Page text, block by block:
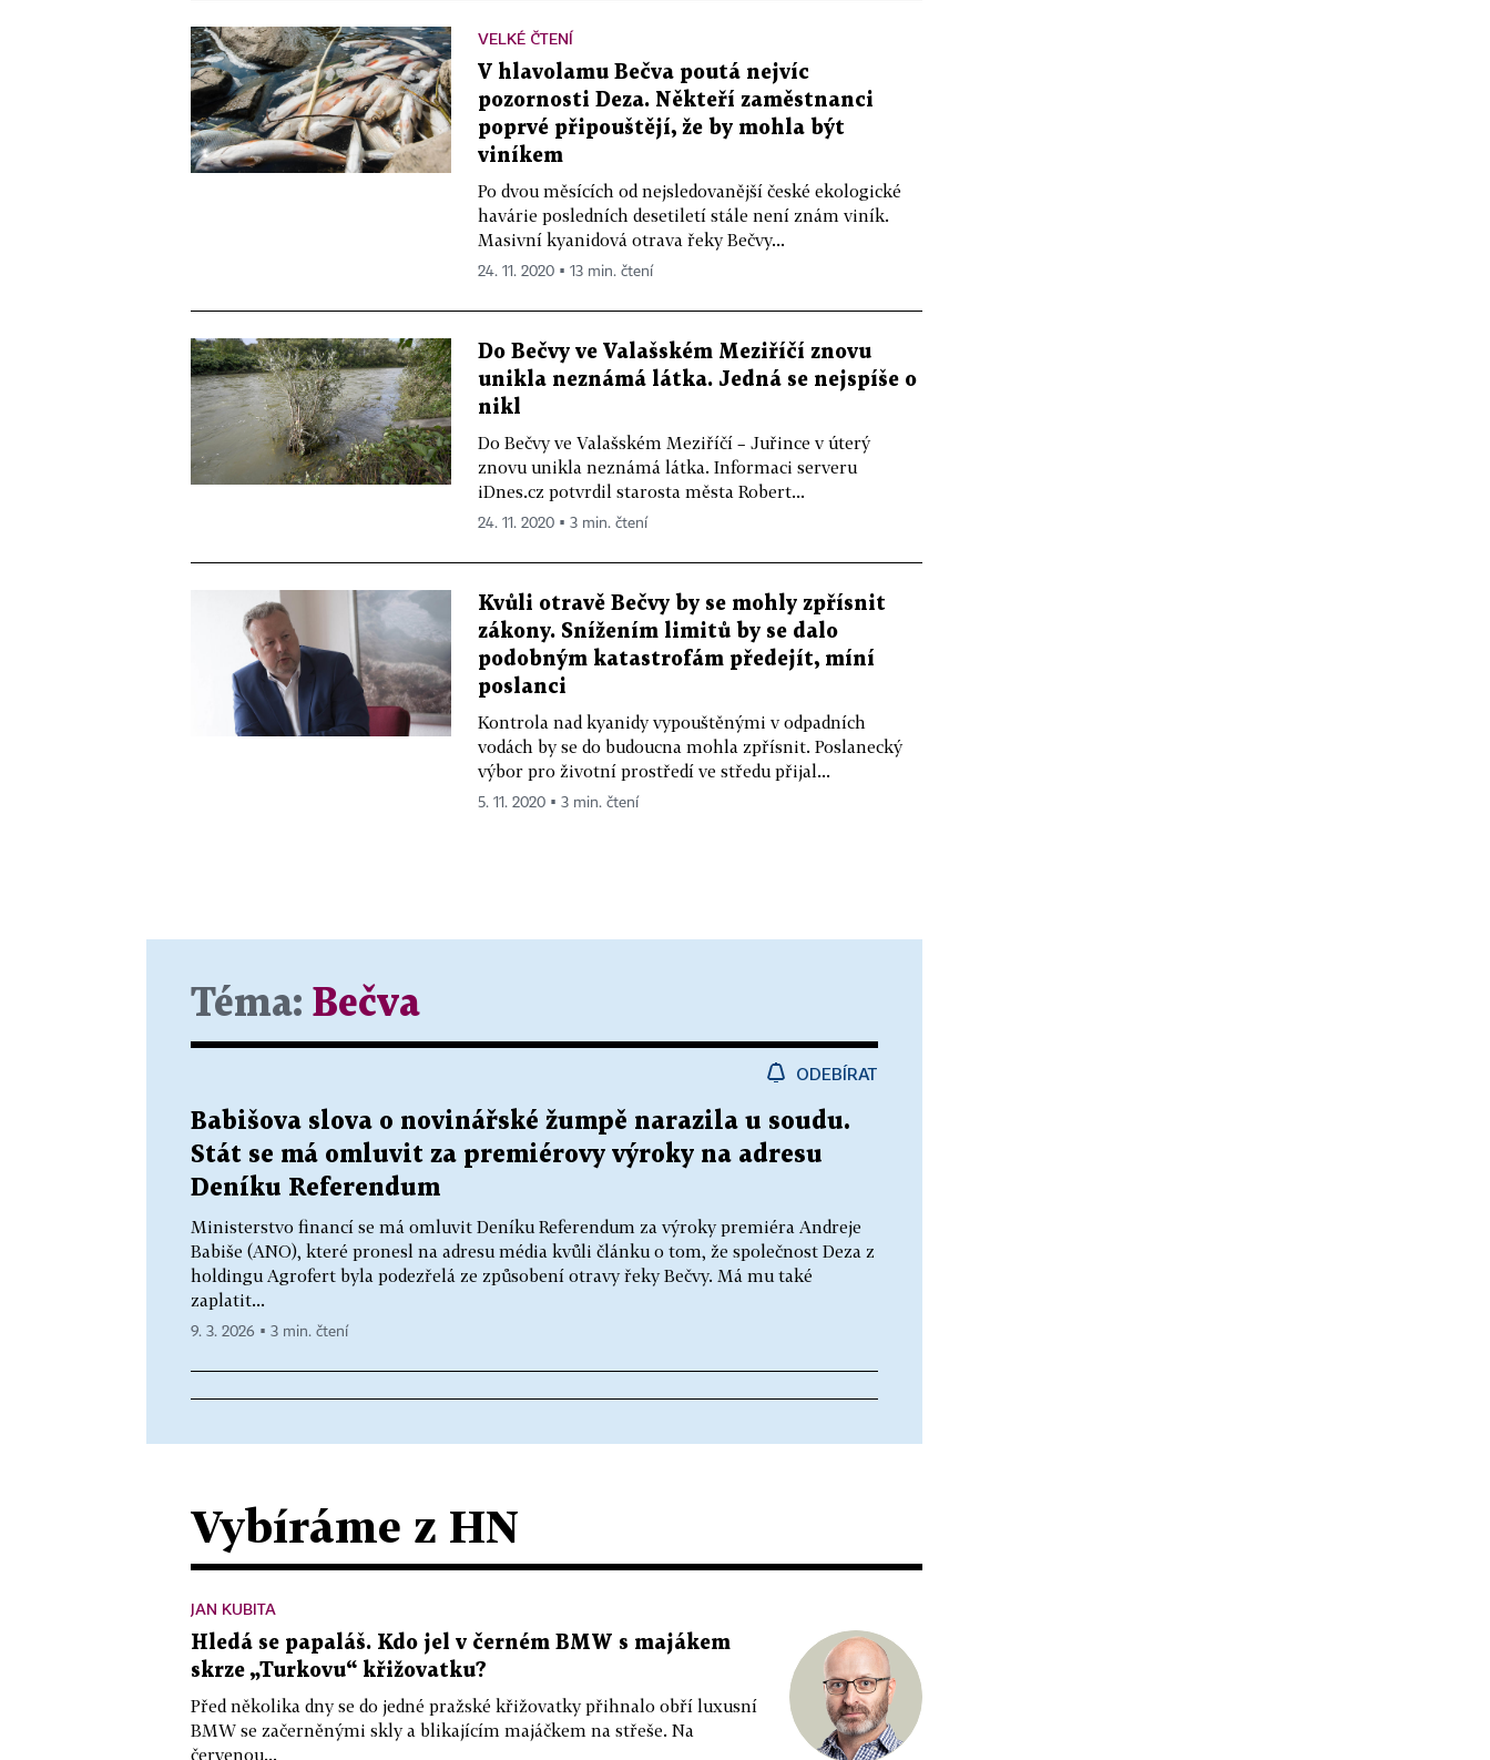
VELKÉ ČTENÍ
V hlavolamu Bečva poutá nejvíc
pozornosti Deza. Někteří zaměstnanci
poprvé připouštějí, že by mohla být
viníkem
Po dvou měsících od nejsledovanější české ekologické
havárie posledních desetiletí stále není znám viník.
Masivní kyanidová otrava řeky Bečvy...
24. 11. 2020 ▪ 13 min. čtení
Do Bečvy ve Valašském Meziříčí znovu
unikla neznámá látka. Jedná se nejspíše o
nikl
Do Bečvy ve Valašském Meziříčí – Juřince v úterý
znovu unikla neznámá látka. Informaci serveru
iDnes.cz potvrdil starosta města Robert...
24. 11. 2020 ▪ 3 min. čtení
Kvůli otravě Bečvy by se mohly zpřísnit
zákony. Snížením limitů by se dalo
podobným katastrofám předejít, míní
poslanci
Kontrola nad kyanidy vypouštěnými v odpadních
vodách by se do budoucna mohla zpřísnit. Poslanecký
výbor pro životní prostředí ve středu přijal...
5. 11. 2020 ▪ 3 min. čtení
Téma: Bečva
ODEBÍRAT
Babišova slova o novinářské žumpě narazila u soudu.
Stát se má omluvit za premiérovy výroky na adresu
Deníku Referendum
Ministerstvo financí se má omluvit Deníku Referendum za výroky premiéra Andreje
Babiše (ANO), které pronesl na adresu média kvůli článku o tom, že společnost Deza z
holdingu Agrofert byla podezřelá ze způsobení otravy řeky Bečvy. Má mu také
zaplatit...
9. 3. 2026 ▪ 3 min. čtení
Vybíráme z HN
JAN KUBITA
Hledá se papaláš. Kdo jel v černém BMW s majákem
skrze „Turkovu“ křižovatku?
Před několika dny se do jedné pražské křižovatky přihnalo obří luxusní
BMW se začerněnými skly a blikajícím majáčkem na střeše. Na
červenou...